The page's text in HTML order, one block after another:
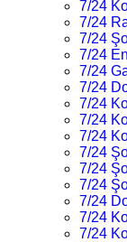
7/24
7/24
7/24
7/24
7/24
7/24
7/24
7/24
7/24
7/24
7/24
7/24
7/24
7/24
7/24